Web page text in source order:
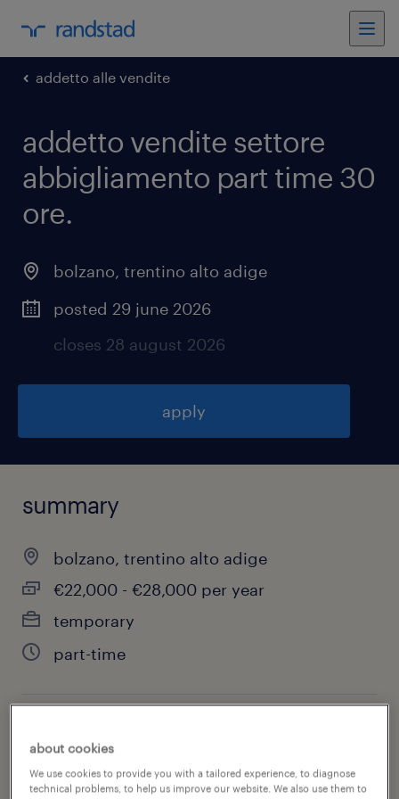
addetto alle vendite
addetto vendite settore
abbigliamento part time 30
ore.
bolzano, trentino alto adige
posted 29 june 2026
closes 28 august 2026
apply
summary
bolzano, trentino alto adige
€22,000 - €28,000 per year
temporary
part-time
about cookies
We use cookies to provide you with a tailored experience, to diagnose
technical problems, to help us improve our website. We also use them to